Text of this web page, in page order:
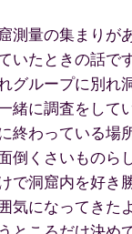
測量の集まりが
いたときの話です
グループに別れ
緒に調査をしてい
終わっている場
倒くさいものら
で洞窟内を好き
気になってきた